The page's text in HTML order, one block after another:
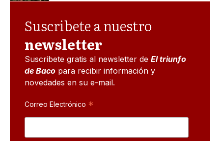
Suscribete a nuestro
newsletter
Suscribete gratis al newsletter de El triunfo
de Baco para recibir información y
novedades en su e-mail.
Correo Electrónico *